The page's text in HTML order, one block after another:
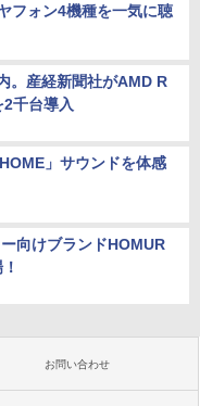
フォン4機種を一気に聴
。産経新聞社がAMD R
千台導入
」サウンドを体感
向けブランドHOMUR
お問い合わせ